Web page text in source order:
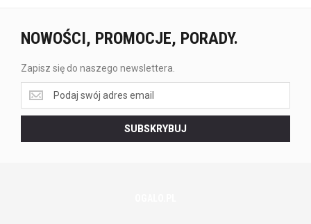
NOWOŚCI, PROMOCJE, PORADY.
Zapisz się do naszego newslettera.
Zapisz
się
do
newslettera.
SUBSKRYBUJ